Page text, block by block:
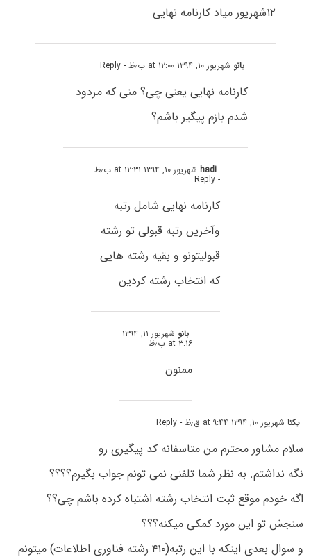
۱۲شهریور میاد کارنامه نهایی
بانو شهریور ۱۰, ۱۳۹۴ at ۱۲:۰۰ ب٫ظ - Reply
کارنامه نهایی یعنی چی؟ منی که مردود
شدم بازم پیگیر باشم؟
hadiشهریور ۱۰, ۱۳۹۴ at ۱۲:۳۱ ب٫ظ
- Reply
کارنامه نهایی شامل رتبه
وآخرین رتبه قبولی تو رشته
قبولیتونو و بقیه رشته هایی
که انتخاب رشته کردین
بانو شهریور ۱۱, ۱۳۹۴
at ۳:۱۶ ب٫ظ
ممنون
یکتاشهریور ۱۰, ۱۳۹۴ at ۹:۴۴ ق٫ظ - Reply
سلام مشاور محترم من متاسفانه کد پیگیری رو
نگه نداشتم. به نظر شما تلفنی نمی تونم جواب بگیرم؟؟؟؟
اگه خودم موقع ثبت انتخاب رشته اشتباه کرده باشم چی؟؟
سنجش تو این مورد کمکی میکنه؟؟؟
و سوال بعدی اینکه با این رتبه(۴۱۰ رشته فناوری اطلاعات) میتونم